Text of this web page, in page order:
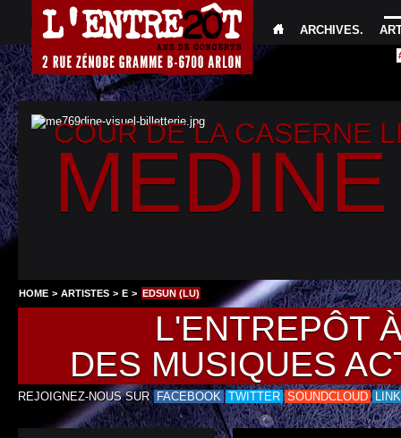
ARCHIVES.
COUR DE LA CASERNE
MEDINE
HOME > ARTISTES > E > EDSUN (LU)
L'ENTREPÔT
DES MUSIQUES
REJOIGNEZ-NOUS SUR FACEBOOK TWITTER SOUNDCLOUD